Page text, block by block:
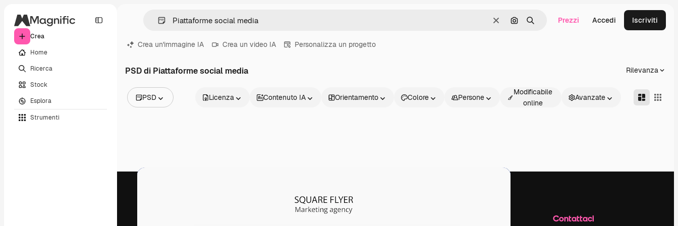
Crea
Home
Ricerca
Stock
Esplora
Strumenti
CancellaCerca per immagine
Ricerca Prezzi Accedi Iscriviti
Crea un'immagine IA Crea un video IA Personalizza un progetto
PSD di Piattaforme social media Rilevanza
PSD
Video
Licenza Contenuto IA Orientamento Colore Persone
Modificabile
online
Avanzate
Contattaci